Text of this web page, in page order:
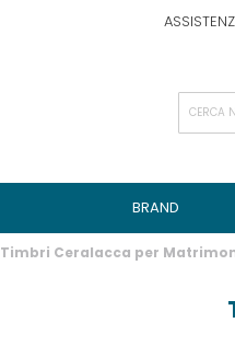
BRAND
Timbri Ceralacca per